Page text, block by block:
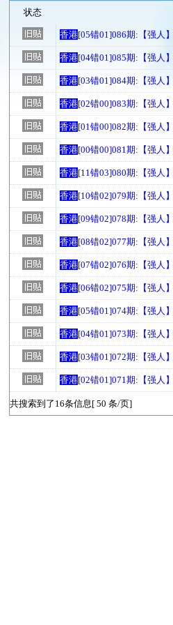
状态
香港[05错01]086期:【强人
香港[04错01]085期:【强人
香港[03错01]084期:【强人
香港[02错00]083期:【强人
香港[01错00]082期:【强人
香港[00错00]081期:【强人
香港[11错03]080期:【强人
香港[10错02]079期:【强人
香港[09错02]078期:【强人
香港[08错02]077期:【强人
香港[07错02]076期:【强人
香港[06错02]075期:【强人
香港[05错01]074期:【强人
香港[04错01]073期:【强人
香港[03错01]072期:【强人
香港[02错01]071期:【强人
共搜索到了16条信息[ 50 条/页]